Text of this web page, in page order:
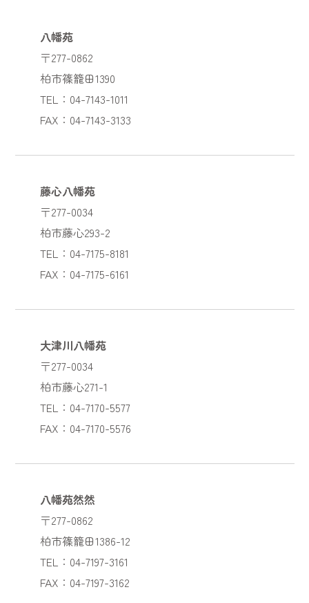
八幡苑
〒277-0862
柏市篠籠田1390
TEL：04-7143-1011
FAX：04-7143-3133
藤心八幡苑
〒277-0034
柏市藤心293-2
TEL：04-7175-8181
FAX：04-7175-6161
大津川八幡苑
〒277-0034
柏市藤心271-1
TEL：04-7170-5577
FAX：04-7170-5576
八幡苑然然
〒277-0862
柏市篠籠田1386-12
TEL：04-7197-3161
FAX：04-7197-3162